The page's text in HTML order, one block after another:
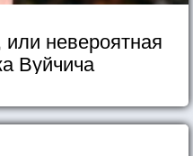
невероятная
Вуйчича